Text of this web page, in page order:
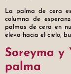
rinden;
como
frontera
La palma de cera
columna de
palmas de cera en
eleva hacia el cielo,
Soreyma y
palma